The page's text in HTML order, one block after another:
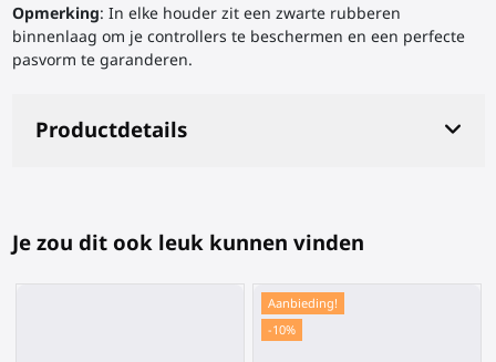
Opmerking: In elke houder zit een zwarte rubberen
binnenlaag om je controllers te beschermen en een perfecte
pasvorm te garanderen.
Productdetails
Je zou dit ook leuk kunnen vinden
Aanbieding!
-10%